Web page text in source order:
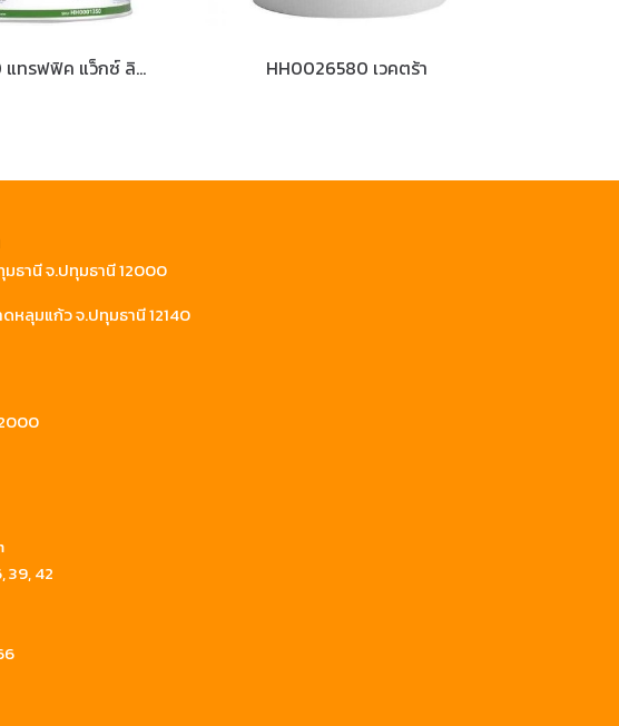
HH0001350 แทรฟฟิค แว็กซ์ ลิควิด HH0026580 เวคตร้า
ธานี จ.ปทุมธานี 12000
หลุมแก้ว จ.ปทุมธานี 12140
39, 42